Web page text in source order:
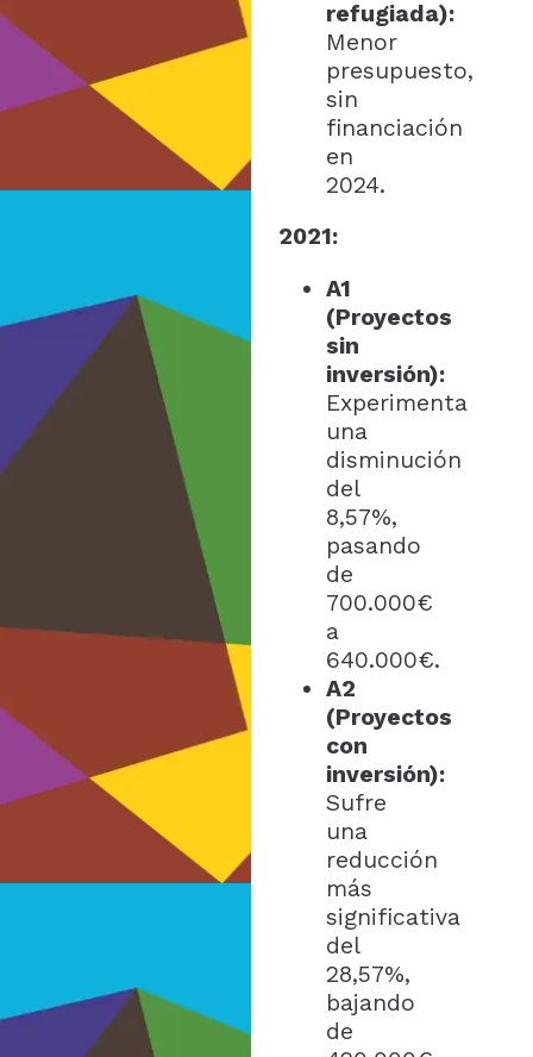
refugiada):
Menor
presupuesto,
sin
financiación
en
2024.
2021:
A1
(Proyectos
sin
inversión):
Experimenta
una
disminución
del
8,57%,
pasando
de
700.000€
a
640.000€.
A2
(Proyectos
con
inversión):
Sufre
una
reducción
más
significativa
del
28,57%,
bajando
de